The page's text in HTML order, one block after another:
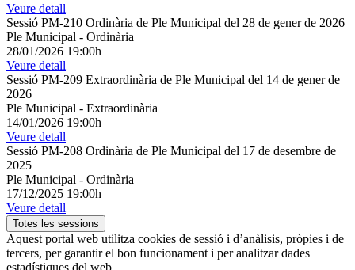
Veure detall
Sessió PM-210 Ordinària de Ple Municipal del 28 de gener de 2026
Ple Municipal - Ordinària
28/01/2026 19:00h
Veure detall
Sessió PM-209 Extraordinària de Ple Municipal del 14 de gener de
2026
Ple Municipal - Extraordinària
14/01/2026 19:00h
Veure detall
Sessió PM-208 Ordinària de Ple Municipal del 17 de desembre de
2025
Ple Municipal - Ordinària
17/12/2025 19:00h
Veure detall
Totes les sessions
Aquest portal web utilitza cookies de sessió i d’anàlisis, pròpies i de
tercers, per garantir el bon funcionament i per analitzar dades